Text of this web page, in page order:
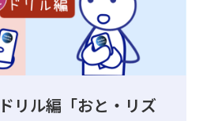
リル編「おと・リズ